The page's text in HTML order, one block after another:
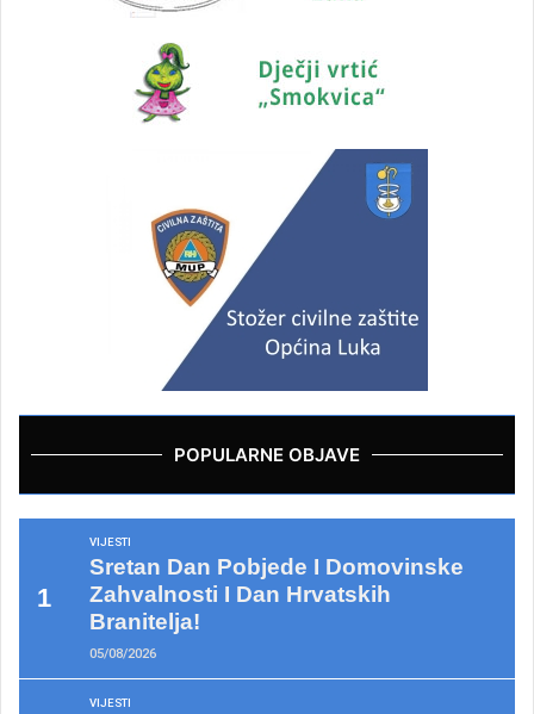
POPULARNE OBJAVE
VIJESTI
Sretan Dan Pobjede I Domovinske
Zahvalnosti I Dan Hrvatskih
Branitelja!
05/08/2026
VIJESTI